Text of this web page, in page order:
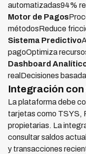
automatizadas94%
Motor de Pagos
métodosReduce
Sistema Predictivo
pagoOptimiza
Dashboard
realDecisiones
Integración
La plataforma debe
tarjetas como TSYS,
propietarias. La
consultar saldos
y transacciones